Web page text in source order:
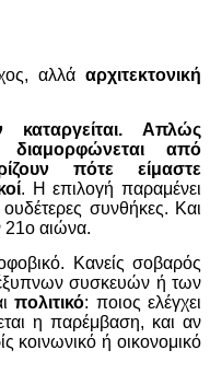
αλλά αρχιτεκτονική
Απλώς
από
πότε είμαστε
. Η επιλογή παραμένει
συνθήκες. Και
21ο αιώνα.
Κανείς σοβαρός
έξυπνων συσκευών ή των
πολιτικό: ποιος ελέγχει
η παρέμβαση, και αν
ή οικονομικό